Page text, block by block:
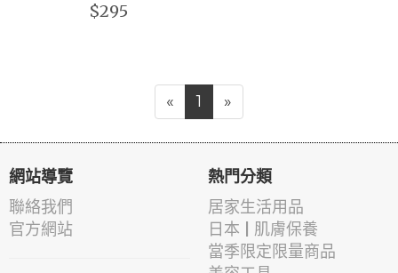
$295
« 1 »
網站導覽
聯絡我們
官方網站
熱門分類
居家生活用品
日本 | 肌膚保養
當季限定限量商品